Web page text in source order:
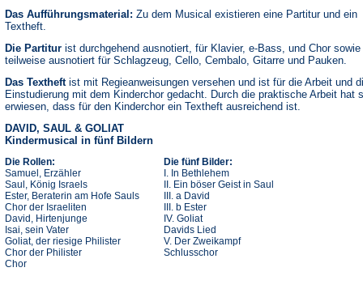
Das Aufführungsmaterial: Zu dem Musical existieren eine Partitur und ein
Textheft.
Die Partitur ist durchgehend ausnotiert, für Klavier, e-Bass, und Chor sowie
teilweise ausnotiert für Schlagzeug, Cello, Cembalo, Gitarre und Pauken.
Das Textheftist mit Regieanweisungen versehen und ist für die Arbeit und
Einstudierung mit dem Kinderchor gedacht. Durch die praktische Arbeit hat
erwiesen, dass für den Kinderchor ein Textheft ausreichend ist.
DAVID, SAUL & GOLIAT
Kindermusical in fünf Bildern
Die Rollen:
Samuel, Erzähler
Saul, König Israels
Ester, Beraterin am Hofe Sauls
Chor der Israeliten
David, Hirtenjunge
Isai, sein Vater
Goliat, der riesige Philister
Chor der Philister
Chor
Die fünf Bilder:
I. In Bethlehem
II. Ein böser Geist in Saul
III. a David
III. b Ester
IV. Goliat
Davids Lied
V. Der Zweikampf
Schlusschor